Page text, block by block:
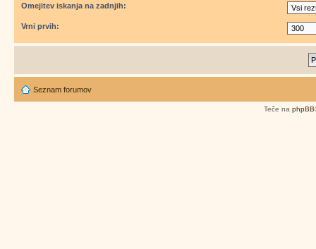
Omejitev iskanja na zadnjih:
Vrni prvih:
Seznam forumov
Teče na phpBB